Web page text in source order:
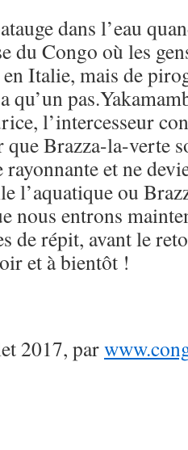
dans l’eau
du Congo où les
Ita­lie, mais de
qu’un
l’intercesseur
Brazza-la-verte
et ne
l’aquatique ou
nous entrons
de répit, avant le
et à bientôt !
2017, par